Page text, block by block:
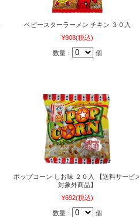
ベビースターラーメン チキン ３０入
¥908(税込)
数量： 個
ポップコーン しお味 ２０入 【送料サービ
対象外商品】
¥692(税込)
数量： 個